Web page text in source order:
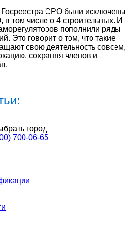
СРО были исключены
том числе о 4 строительных. И
пополнили ряды
Это говорит о том, что такие
свою деятельность совсем,
сохраняя членов и
город
700-06-65